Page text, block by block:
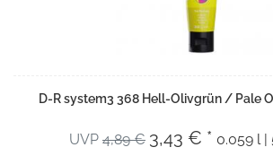
D-R system3 368 Hell-Olivgrün / Pale
UVP 4,89 € 3,43 € * 0.059 l